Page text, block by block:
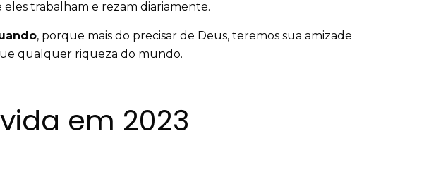
eles trabalham e rezam diariamente.
, porque mais do precisar de Deus, teremos sua amizade
qualquer riqueza do mundo.
em 2023